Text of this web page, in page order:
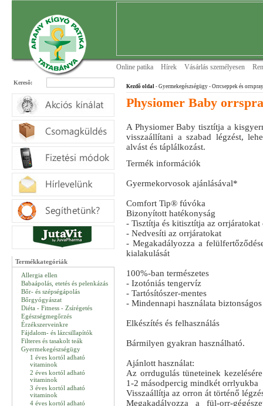
Online patika Hírek Vásárlás személyesen
Keresõ:
Termékkategóriák
Allergia ellen
Babaápolás, etetés és pelenkázás
Bőr- és szépségápolás
Bőrgyógyászat
Diéta - Fitness - Zsírégetés
Egészségmegőrzés
Érzékszerveinkre
Fájdalom- és lázcsillapítók
Filteres és tasakolt teák
Gyermekegészségügy
1 éves kortól adható
vitaminok
2 éves kortól adható
vitaminok
3 éves kortól adható
vitaminok
4 éves kortól adható
Kezdõ oldal - Gyermekegészségügy - Orrcseppek és
Physiomer Baby
A Physiomer Baby tisztítja a
visszaállítani a szabad légzést,
alvást és táplálkozást.
Termék információk
Gyermekorvosok ajánlásával*
Comfort Tip® fúvóka
Bizonyított hatékonyság
- Tisztítja és kitisztítja az orrjáratokat
- Nedvesíti az orrjáratokat
- Megakadályozza a
kialakulását
100%-ban természetes
- Izotóniás tengervíz
- Tartósítószer-mentes
- Mindennapi használata biztonságos
Elkészítés és felhasználás
Bármilyen gyakran használható.
Ajánlott használat:
Az orrdugulás tüneteinek
1-2 másodpercig mindkét orrlyukba
Visszaállítja az orron át történő
Megakadályozza a fül-orr-